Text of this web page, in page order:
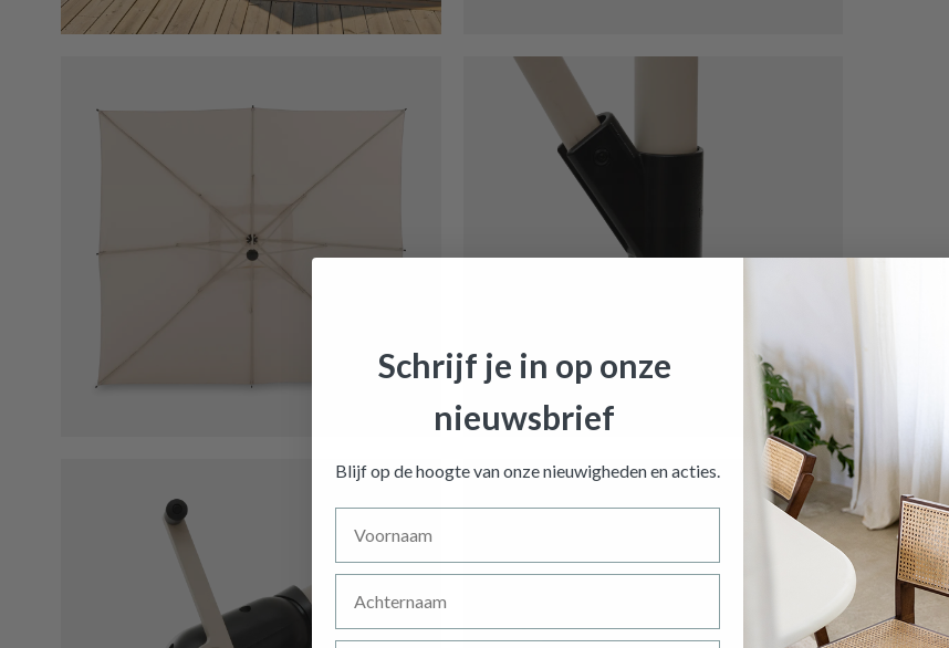
Zweefparasol MODENA Vierkant Beige
ZWEEFPARASOL MODENA
€ 69,90
Prijs per stuk, incl. btw en excl. verzendkosten
GA NAAR WINKELMANDJE of verder
Deze producten passen goed samen!
Schrijf je in op onze
nieuwsbrief
Blijf op de hoogte van onze nieuwigheden enacties.